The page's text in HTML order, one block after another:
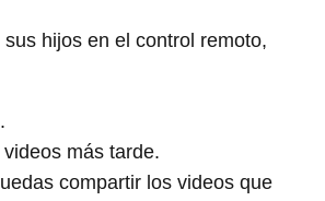
hijos en el control remoto,
más tarde.
compartir los videos que